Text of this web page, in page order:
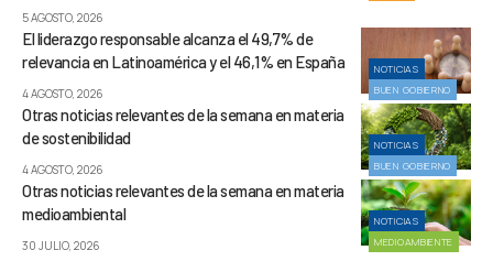
5 AGOSTO, 2026
NOTICIAS
BUEN GOBIERNO
El liderazgo responsable alcanza el 49,7% de
relevancia en Latinoamérica y el 46,1% en España
4 AGOSTO, 2026
NOTICIAS
BUEN GOBIERNO
Otras noticias relevantes de la semana en materia
de sostenibilidad
4 AGOSTO, 2026
NOTICIAS
MEDIOAMBIENTE
Otras noticias relevantes de la semana en materia
medioambiental
30 JULIO, 2026